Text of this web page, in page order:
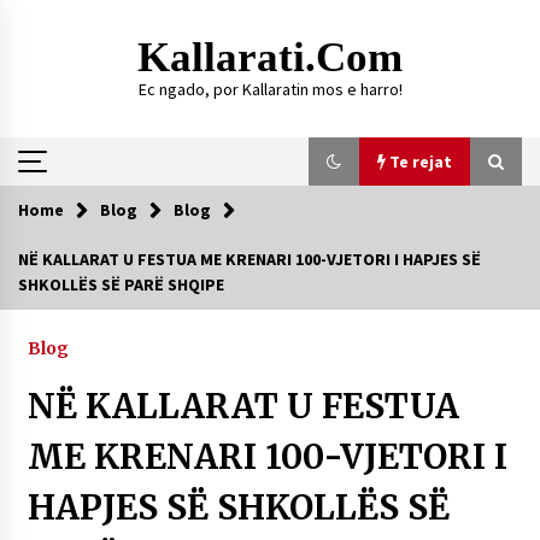
Kallarati.com
Ec ngado, por Kallaratin mos e harro!
Te rejat
Te rejat
DURRËS: ZGJEDHJE TË REJA TË DEGËS SË
16/07/2026
Gazeta Kallarati nr. 118
07/07/2026
SI U ARRIT TË REALIZOHEJ PERLA FOLKLORIKE
“JANINËS Ç’I PANË SYTË”
06/06/2026
Home Blog Blog
NË KALLARAT U FESTUA ME KRENARI 100-VJETORI I HAPJES SË
SHKOLLËS SË PARË SHQIPE
Blog
NË KALLARAT U FESTUA
ME KRENARI 100-VJETORI I
HAPJES SË SHKOLLËS SË